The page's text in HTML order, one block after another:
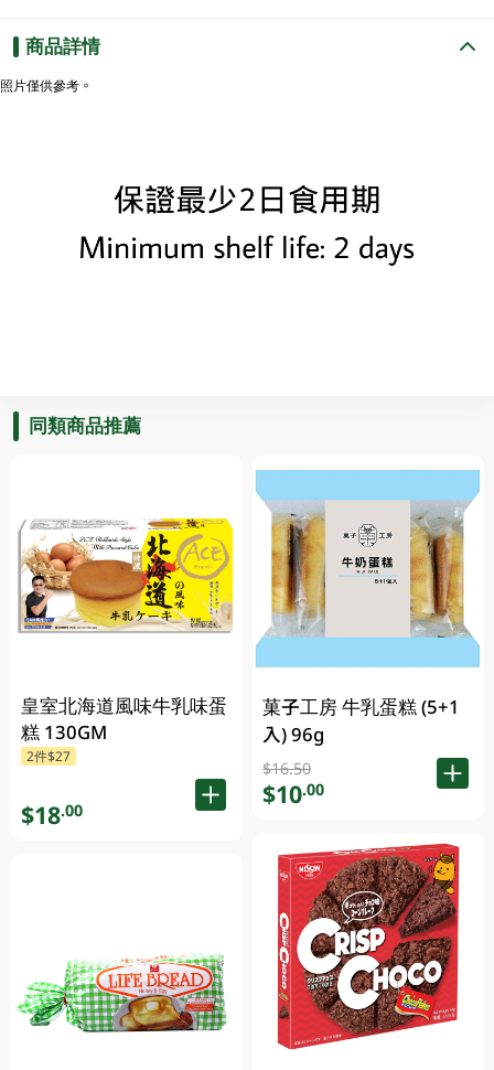
商品詳情
照片僅供參考。
同類商品推薦
皇室北海道風味牛乳味蛋
糕 130GM
2件$27
$18.00
菓子工房 牛乳蛋糕 (5+1
入) 96g
$16.50
$10.00